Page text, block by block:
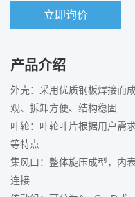
立即询价
产品介绍
外壳：采用优质钢板焊接而
观、拆卸方便、结构稳固
叶轮：叶轮叶片根据用户需
等特点
集风口：整体旋压成型，内
连接